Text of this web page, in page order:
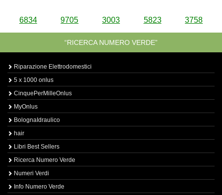
6834 9705 3003 5823 3758
“RICERCA NUMERO VERDE”
Riparazione Elettrodomestici
5 x 1000 onlus
CinquePerMilleOnlus
MyOnlus
BolognaIdraulico
hair
Libri Best Sellers
Ricerca Numero Verde
Numeri Verdi
Info Numero Verde